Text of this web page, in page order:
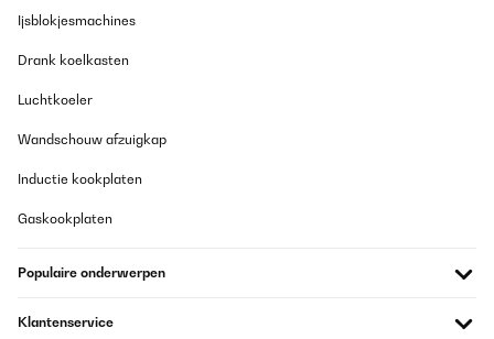
Ijsblokjesmachines
Drank koelkasten
Luchtkoeler
Wandschouw afzuigkap
Inductie kookplaten
Gaskookplaten
Populaire onderwerpen
Klantenservice